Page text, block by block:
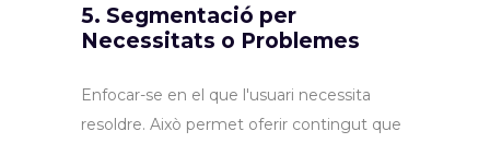
5. Segmentació per
Necessitats o Problemes
Enfocar-se en el que l'usuari necessita
resoldre. Això permet oferir contingut que